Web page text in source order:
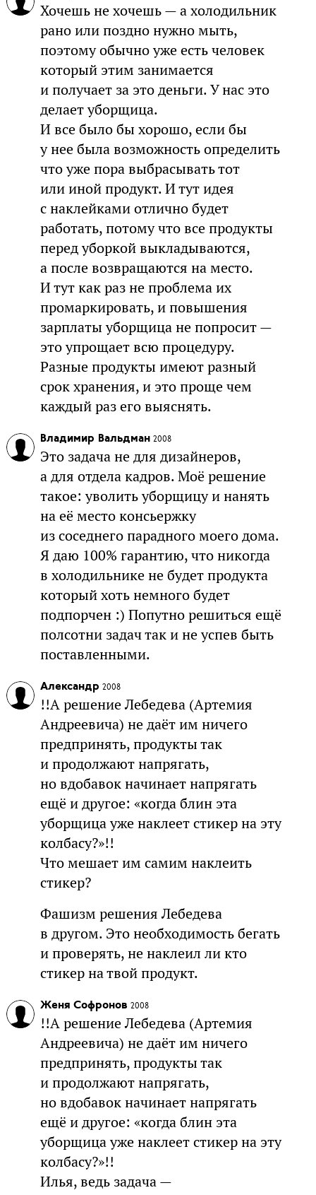
Хочешь не хочешь — а холодильник
рано или поздно нужно мыть,
поэтому обычно уже есть человек
который этим занимается
и получает за это деньги. У нас это
делает уборщица.
И все было бы хорошо, если бы
у нее была возможность определить
что уже пора выбрасывать тот
или иной продукт. И тут идея
с наклейками отлично будет
работать, потому что все продукты
перед уборкой выкладываются,
а после возвращаются на место.
И тут как раз не проблема их
промаркировать, и повышения
зарплаты уборщица не попросит —
это упрощает всю процедуру.
Разные продукты имеют разный
срок хранения, и это проще чем
каждый раз его выяснять.
Владимир Вальдман 2008
Это задача не для дизайнеров,
а для отдела кадров. Моё решение
такое: уволить уборщицу и нанять
на её место консьержку
из соседнего парадного моего дома.
Я даю 100% гарантию, что никогда
в холодильнике не будет продукта
который хоть немного будет
подпорчен :) Попутно решиться ещё
полсотни задач так и не успев быть
поставленными.
Александр 2008
!!А решение Лебедева (Артемия
Андреевича) не даёт им ничего
предпринять, продукты так
и продолжают напрягать,
но вдобавок начинает напрягать
ещё и другое: «когда блин эта
уборщица уже наклеет стикер на эту
колбасу?»!!
Что мешает им самим наклеить
стикер?
Фашизм решения Лебедева
в другом. Это необходимость бегать
и проверять, не наклеил ли кто
стикер на твой продукт.
Женя Софронов 2008
!!А решение Лебедева (Артемия
Андреевича) не даёт им ничего
предпринять, продукты так
и продолжают напрягать,
но вдобавок начинает напрягать
ещё и другое: «когда блин эта
уборщица уже наклеет стикер на эту
колбасу?»!!
Илья, ведь задача —